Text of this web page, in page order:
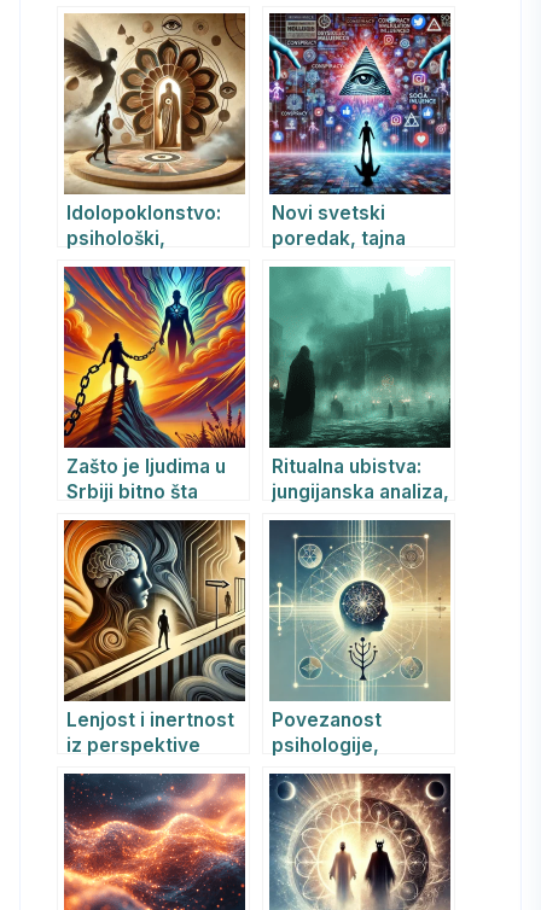
psihijatrijski i
filozofski aspekti
romana Čiča Gorio
Idolopoklonstvo:
psihološki,
psihijatrijski i
Jungijanski pogled
Novi svetski
poredak, tajna
društva i
psihološke
manipulacije: kako
se zaštititi od
savremenih
mehanizama
kontrole
Zašto je ljudima u
Srbiji bitno šta
drugi misle: Jung,
individuacija i
samoprihvatanje
Ritualna ubistva:
jungijanska analiza,
okultizam,
psihijatrija i religija
Lenjost i inertnost
iz perspektive
Junga – Kako
prevazići
unutrašnje blokade
i postići lični rast
Povezanost
psihologije,
psihoterapije i
metafizike sa
Biblijom,
hrišćanstvom,
kabalom i drugim
duhovnim učenjima